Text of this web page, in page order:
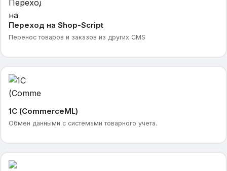
Переход на Shop-Script
Перенос товаров и заказов из других CMS
1С (CommerceML)
Обмен данными с системами товарного учета.